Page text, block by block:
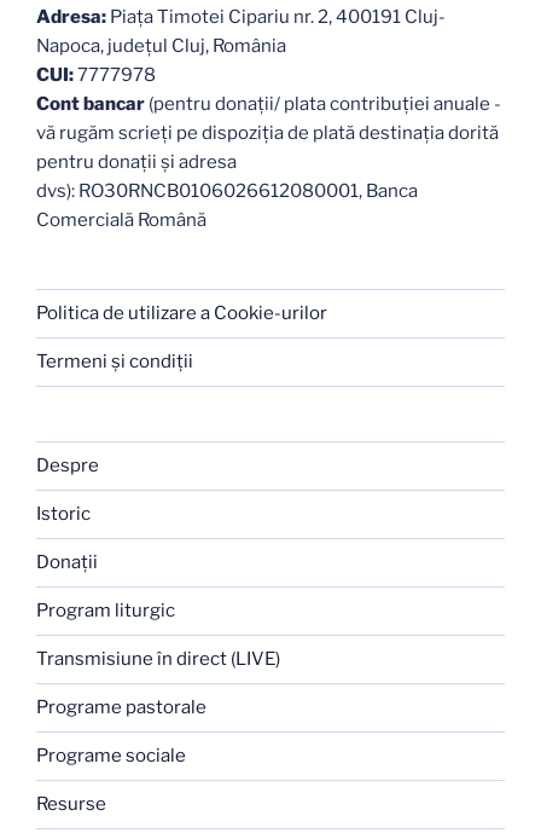
Adresa: Piaţa Timotei Cipariu nr. 2, 400191 Cluj-
Napoca, judeţul Cluj, România
CUI:7777978
Cont bancar (pentru donații/ plata contribuției anuale -
vă rugăm scrieți pe dispoziția de plată destinația dorită
pentru donații și adresa
dvs): RO30RNCB0106026612080001, Banca
Comercială Română
Politica de utilizare a Cookie-urilor
Termeni şi condiţii
Despre
Istoric
Donaţii
Program liturgic
Transmisiune în direct (LIVE)
Programe pastorale
Programe sociale
Resurse